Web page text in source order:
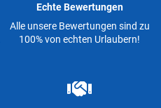
Echte Bewertungen
Alle unsere Bewertungen sind zu
100% von echten Urlaubern!